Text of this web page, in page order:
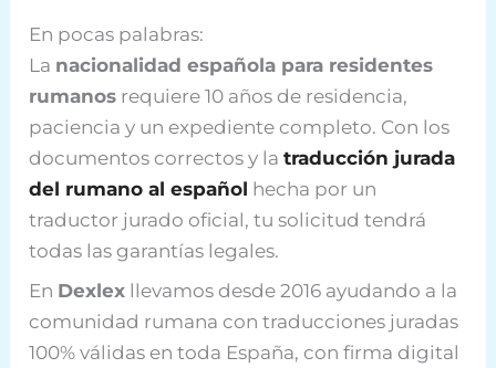
En pocas palabras:
La nacionalidad española para residentes
rumanos requiere 10 años de residencia,
paciencia y un expediente completo. Con los
documentos correctos y latraducción jurada
del rumano al español hecha por un
traductor jurado oficial, tu solicitud tendrá
todas las garantías legales.
En Dexlex llevamos desde 2016 ayudando a la
comunidad rumana con traducciones juradas
100% válidas en toda España, con firma digital